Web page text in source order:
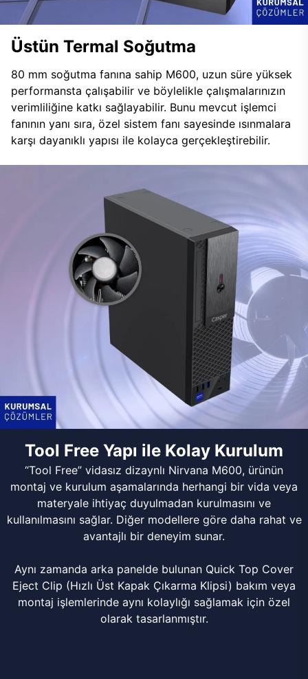
Üstün Termal Soğutma
80 mm soğutma fanına sahip M600, uzun süre yüksek
performansta çalışabilir ve böylelikle çalışmalarınızın
verimliliğine katkı sağlayabilir. Bunu mevcut işlemci
fanının yanı sıra, özel sistem fanı sayesinde ısınmalara
karşı dayanıklı yapısı ile kolayca gerçekleştirebilir.
Tool Free Yapı ile Kolay Kurulum
“Tool Free” vidasız dizaynlı Nirvana M600, ürünün
montaj ve kurulum aşamalarında herhangi bir vida veya
materyale ihtiyaç duyulmadan kurulmasını ve
kullanılmasını sağlar. Diğer modellere göre daha rahat ve
avantajlı bir deneyim sunar.
Aynı zamanda arka panelde bulunan Quick Top Cover
Eject Clip (Hızlı Üst Kapak Çıkarma Klipsi) bakım veya
montaj işlemlerinde aynı kolaylığı sağlamak için özel
olarak tasarlanmıştır.